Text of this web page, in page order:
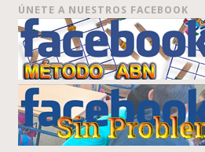
ÚNETE A NUESTROS FACEBOOK